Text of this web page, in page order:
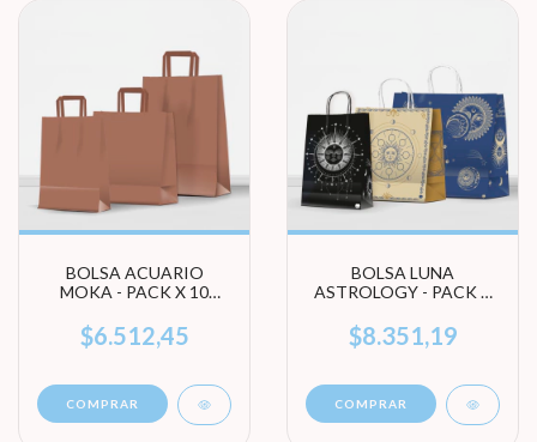
BOLSA ACUARIO
MOKA - PACK X 10
TAMAÑO)
$6.512,45
COMPRAR
BOLSA LUNA
ASTROLOGY - PACK X
TAMAÑO)
$8.351,19
COMPRAR